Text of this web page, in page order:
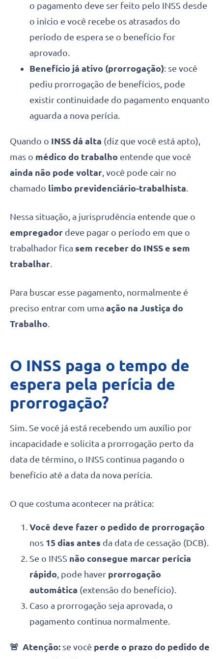
o pagamento deve ser feito pelo INSS desde
o início e você recebe os atrasados do
período de espera se o benefício for
aprovado.
Benefício já ativo (prorrogação): se você
pediu prorrogação de benefícios, pode
existir continuidade do pagamento enquanto
aguarda a nova perícia.
Quando o INSS dá alta (diz que você está apto),
mas o médico do trabalho entende que você
ainda não pode voltar, você pode cair no
chamado limbo previdenciário-trabalhista.
Nessa situação, a jurisprudência entende que o
empregador deve pagar o período em que o
trabalhador fica sem receber do INSS e sem
trabalhar.
Para buscar esse pagamento, normalmente é
preciso entrar com uma ação na Justiça do
Trabalho.
O INSS paga o tempo de
espera pela perícia de
prorrogação?
Sim. Se você já está recebendo um auxílio por
incapacidade e solicita a prorrogação perto da
data de término, o INSS continua pagando o
benefício até a data da nova perícia.
O que costuma acontecer na prática:
Você deve fazer o pedido de prorrogação
nos 15 dias antes da data de cessação (DCB).
Se o INSS não consegue marcar perícia
rápido, pode haver prorrogação
automática (extensão do benefício).
Caso a prorrogação seja aprovada, o
pagamento continua normalmente.
🚨 Atenção: se você perde o prazo do pedido de